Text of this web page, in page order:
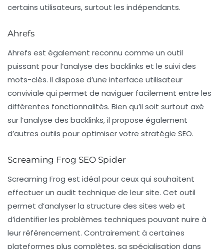
certains utilisateurs, surtout les indépendants.
Ahrefs
Ahrefs est également reconnu comme un outil
puissant pour l’analyse des backlinks et le suivi des
mots-clés. Il dispose d’une interface utilisateur
conviviale qui permet de naviguer facilement entre les
différentes fonctionnalités. Bien qu’il soit surtout axé
sur l’analyse des backlinks, il propose également
d’autres outils pour optimiser votre stratégie SEO.
Screaming Frog SEO Spider
Screaming Frog est idéal pour ceux qui souhaitent
effectuer un audit technique de leur site. Cet outil
permet d’analyser la structure des sites web et
d’identifier les problèmes techniques pouvant nuire à
leur référencement. Contrairement à certaines
plateformes plus complètes, sa spécialisation dans